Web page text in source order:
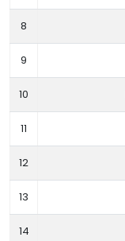
8
9
10
11
12
13
14